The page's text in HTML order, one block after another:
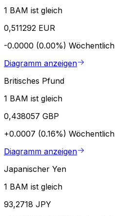
1 BAM ist gleich
0,511292 EUR
-0.0000 (0.00%) Wöchentlich
Diagramm anzeigen
Britisches Pfund
1 BAM ist gleich
0,438057 GBP
+0.0007 (0.16%) Wöchentlich
Diagramm anzeigen
Japanischer Yen
1 BAM ist gleich
93,2718 JPY